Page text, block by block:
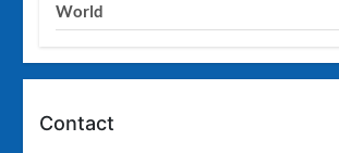
World
Contact